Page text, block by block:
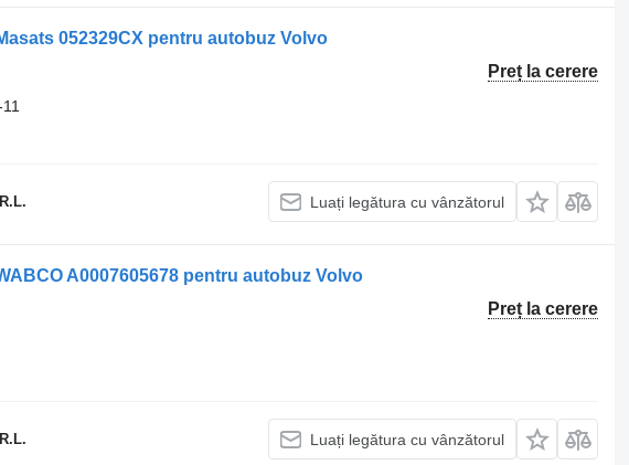
052329CX pentru autobuz Volvo
Preț la cerere
Luați legătura cu vânzătorul
A0007605678 pentru autobuz Volvo
Preț la cerere
Luați legătura cu vânzătorul